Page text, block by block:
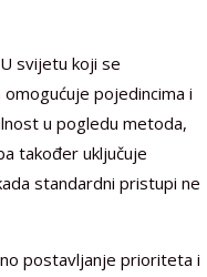
svijetu koji se
pojedincima i
u pogledu metoda,
također uključuje
standardni pristupi ne
postavljanje prioriteta i